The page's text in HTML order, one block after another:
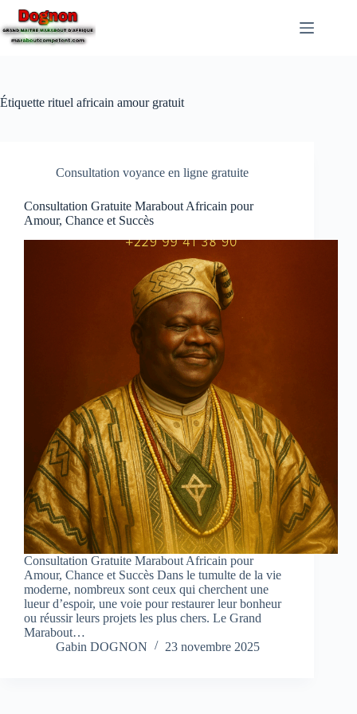
Étiquette rituel africain amour gratuit
Consultation voyance en ligne gratuite
Consultation Gratuite Marabout Africain pour
Amour, Chance et Succès
Consultation Gratuite Marabout Africain pour
Amour, Chance et Succès Dans le tumulte de la vie
moderne, nombreux sont ceux qui cherchent une
lueur d’espoir, une voie pour restaurer leur bonheur
ou réussir leurs projets les plus chers. Le Grand
Marabout…
Gabin DOGNON
23 novembre 2025